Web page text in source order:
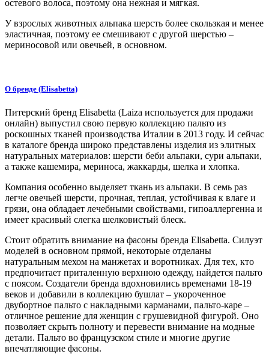
остевого волоса, поэтому она нежная и мягкая.
У взрослых животных альпака шерсть более скользкая и менее
эластичная, поэтому ее смешивают с другой шерстью –
мериносовой или овечьей, в основном.
О бренде (Elisabetta)
Питерский бренд Elisabetta (Laiza используется для продажи
онлайн) выпустил свою первую коллекцию пальто из
роскошных тканей производства Италии в 2013 году. И сейчас
в каталоге бренда широко представлены изделия из элитных
натуральных материалов: шерсти беби альпаки, сури альпаки,
а также кашемира, мериноса, жаккарды, шелка и хлопка.
Компания особенно выделяет ткань из альпаки. В семь раз
легче овечьей шерсти, прочная, теплая, устойчивая к влаге и
грязи, она обладает лечебными свойствами, гипоаллергенна и
имеет красивый слегка шелковистый блеск.
Стоит обратить внимание на фасоны бренда Elisabetta. Силуэт
моделей в основном прямой, некоторые отделаны
натуральным мехом на манжетах и воротниках. Для тех, кто
предпочитает приталенную верхнюю одежду, найдется пальто
с поясом. Создатели бренда вдохновились временами 18-19
веков и добавили в коллекцию бушлат – укороченное
двубортное пальто с накладными карманами, пальто-каре –
отличное решение для женщин с грушевидной фигурой. Оно
позволяет скрыть полноту и перевести внимание на модные
детали. Пальто во французском стиле и многие другие
впечатляющие фасоны.